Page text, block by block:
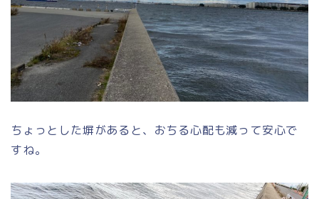
ちょっとした塀があると、おちる心配も減って安心で
すね。